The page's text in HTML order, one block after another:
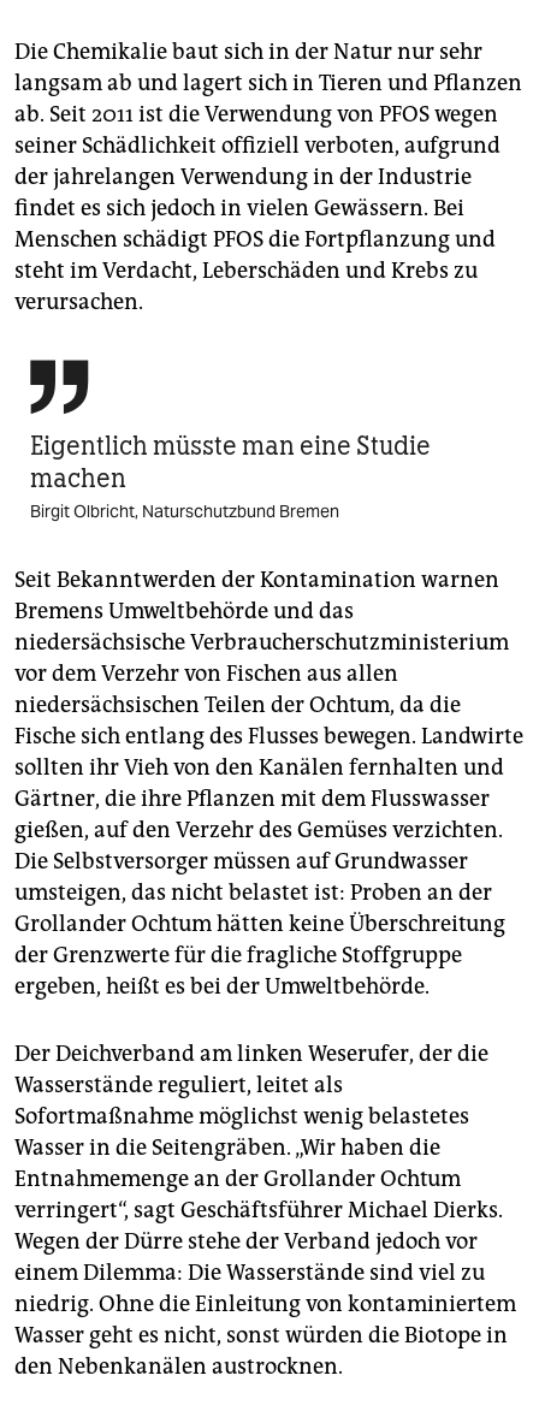
Die Chemikalie baut sich in der Natur nur sehr
langsam ab und lagert sich in Tieren und Pflanzen
ab. Seit 2011 ist die Verwendung von PFOS wegen
seiner Schädlichkeit offiziell verboten, aufgrund
der jahrelangen Verwendung in der Industrie
findet es sich jedoch in vielen Gewässern. Bei
Menschen schädigt PFOS die Fortpflanzung und
steht im Verdacht, Leberschäden und Krebs zu
verursachen.

Eigentlich müsste man eine Studie
machen
Birgit Olbricht, Naturschutzbund Bremen
Seit Bekanntwerden der Kontamination warnen
Bremens Umweltbehörde und das
niedersächsische Verbraucherschutzministerium
vor dem Verzehr von Fischen aus allen
niedersächsischen Teilen der Ochtum, da die
Fische sich entlang des Flusses bewegen. Landwirte
sollten ihr Vieh von den Kanälen fernhalten und
Gärtner, die ihre Pflanzen mit dem Flusswasser
gießen, auf den Verzehr des Gemüses verzichten.
Die Selbstversorger müssen auf Grundwasser
umsteigen, das nicht belastet ist: Proben an der
Grollander Ochtum hätten keine Überschreitung
der Grenzwerte für die fragliche Stoffgruppe
ergeben, heißt es bei der Umweltbehörde.
Der Deichverband am linken Weserufer, der die
Wasserstände reguliert, leitet als
Sofortmaßnahme möglichst wenig belastetes
Wasser in die Seitengräben. „Wir haben die
Entnahmemenge an der Grollander Ochtum
verringert“, sagt Geschäftsführer Michael Dierks.
Wegen der Dürre stehe der Verband jedoch vor
einem Dilemma: Die Wasserstände sind viel zu
niedrig. Ohne die Einleitung von kontaminiertem
Wasser geht es nicht, sonst würden die Biotope in
den Nebenkanälen austrocknen.